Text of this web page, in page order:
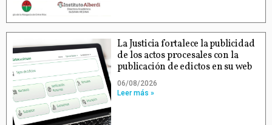
La Justicia fortalece la publicidad
de los actos procesales con la
publicación de edictos en su web
06/08/2026
Leer más »